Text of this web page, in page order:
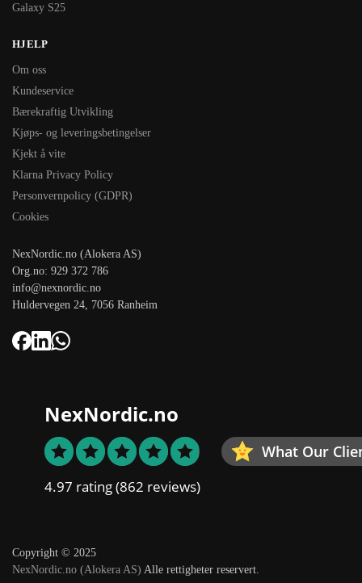
Galaxy S25
HJELP
Om oss
Kundeservice
Bærekraftig Utvikling
Kjøps- og leveringsbetingelser
Kjekt å vite
Klarna Privacy Policy
Personvernpolicy (GDPR)
Cookies
NexNordic.no (Alokera AS)
Org.no: 929 372 786
info@nexnordic.no
Huldervegen 24, 7056 Ranheim
NexNordic.no
What Our
4.97 rating(862 reviews)
Copyright © 2025
NexNordic.no (Alokera AS) Alle rettigheter reservert.